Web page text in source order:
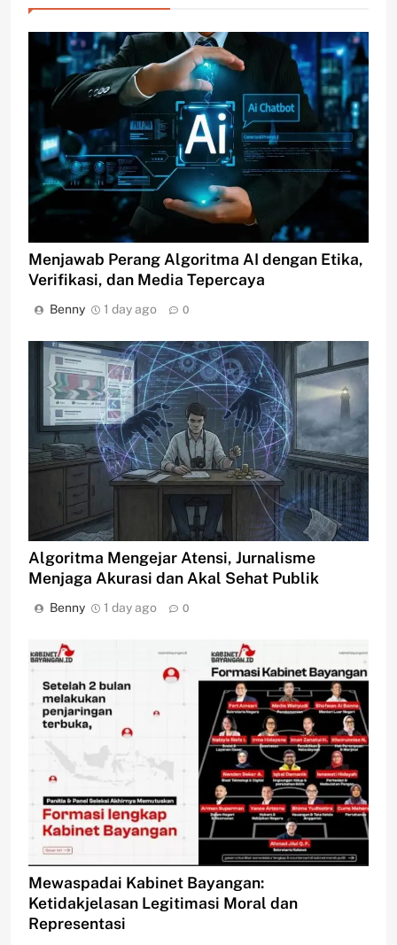
Menjawab Perang Algoritma AI dengan Etika,
Verifikasi, dan Media Tepercaya
Benny 1 day ago 0
Algoritma Mengejar Atensi, Jurnalisme
Menjaga Akurasi dan Akal Sehat Publik
Benny 1 day ago 0
Mewaspadai Kabinet Bayangan:
Ketidakjelasan Legitimasi Moral dan
Representasi